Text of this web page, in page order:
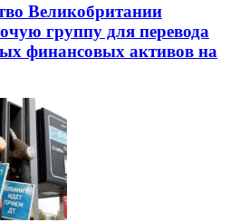
Великобритании
группу для перевода
финансовых активов на